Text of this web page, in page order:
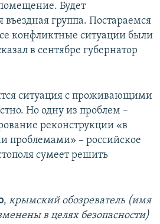
Будет
въездная группа. Постараемся
конфликтные ситуации были
в сентябре губернатор
ситуация с проживающими
Но одну из проблем –
реконструкции «в
проблемами» – российское
сумеет решить
, крымский обозреватель (имя
в целях безопасности)